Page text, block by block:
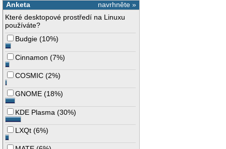
navrhněte »
Anketa
Které desktopové prostředí na Linuxu
používáte?
Budgie (10%)
Cinnamon (7%)
COSMIC (2%)
GNOME (18%)
KDE Plasma (30%)
LXQt (6%)